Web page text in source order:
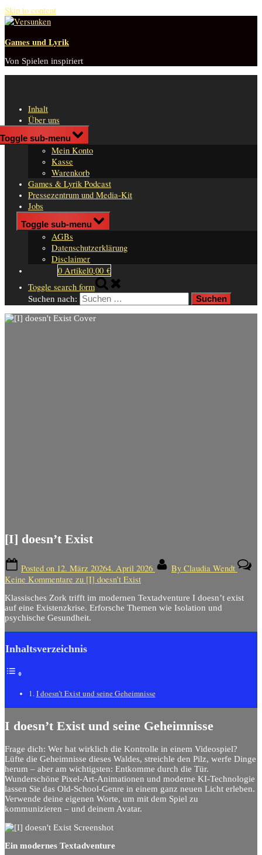
Skip to content
Games und Lyrik
Von Spielen inspiriert
Inhalt
Über uns
Shop
Toggle sub-menu
Mein Konto
Kasse
Warenkorb
Games & Lyrik Podcast
Pressezentrum und Media-Kit
Jobs
Impressum
Toggle sub-menu
AGBs
Datenschutzerklärung
Disclaimer
0 Artikel0,00 €
Toggle search form
Suchen nach:
[I] doesn’t Exist
Posted on 12. März 20264. April 2026 By Claudia Wendt
Keine Kommentare zu [I] doesn’t Exist
Klassisches Zork trifft im modernen Textadventure I doesn’t exist
auf eine Existenzkrise. Erforsche Themen wie Isolation und
psychische Gesundheit.
Inhaltsverzeichnis
I doesn’t Exist und seine Geheimnisse
I doesn’t Exist und seine Geheimnisse
Frage dich: Wer hat wirklich die Kontrolle in einem Videospiel?
Lüfte die Geheimnisse dieses Waldes, streichle den Pilz, werfe Dinge
herum – aber am wichtigsten: Entkomme durch die Tür.
Wunderschöne Pixel-Art-Animationen und moderne KI-Technologie
lassen Sie das Old-School-Genre in einem ganz neuen Licht erleben.
Verwende deine eigenen Worte, um mit dem Spiel zu
kommunizieren – und deinem Avatar.
Ein modernes Textadventure